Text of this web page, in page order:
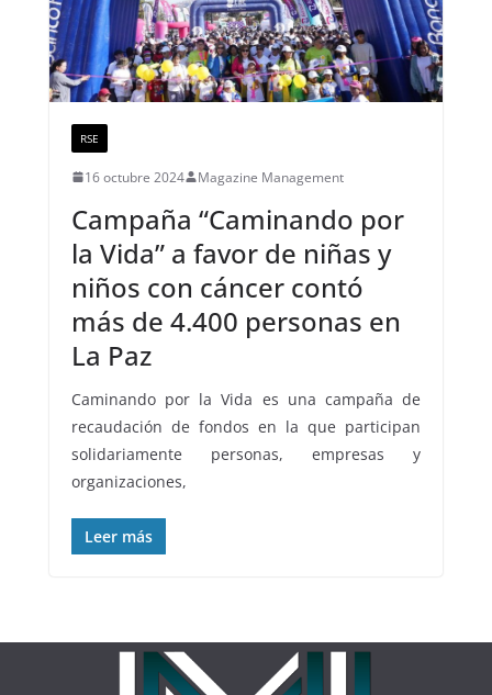
RSE
16 octubre 2024 Magazine Management
Campaña “Caminando por
la Vida” a favor de niñas y
niños con cáncer contó
más de 4.400 personas en
La Paz
Caminando por la Vida es una campaña de
recaudación de fondos en la que participan
solidariamente personas, empresas y
organizaciones,
Leer más